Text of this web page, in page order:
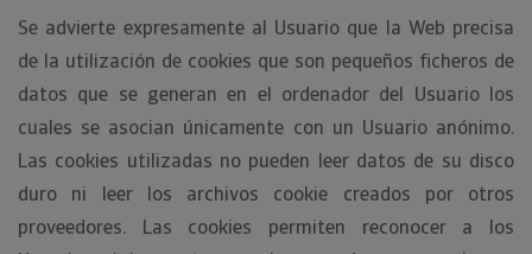
Se advierte expresamente al Usuario que la Web precisa
de la utilización de cookies que son pequeños ficheros de
datos que se generan en el ordenador del Usuario los
cuales se asocian únicamente con un Usuario anónimo.
Las cookies utilizadas no pueden leer datos de su disco
duro ni leer los archivos cookie creados por otros
proveedores. Las cookies permiten reconocer a los